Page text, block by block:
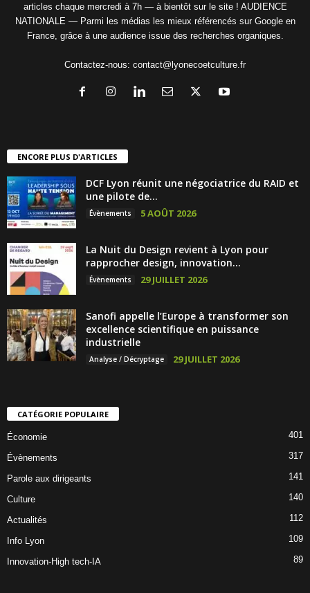
articles chaque mercredi à 7h — à bientôt sur le site ! AUDIENCE
NATIONALE — Parmi les médias les mieux référencés sur Google en
France, grâce à une audience issue des recherches organiques.
Contactez-nous: contact@lyonecoetculture.fr
ENCORE PLUS D'ARTICLES
DCF Lyon réunit une négociatrice du RAID et
une pilote de...
Évènements 5 AOÛT 2026
La Nuit du Design revient à Lyon pour
rapprocher design, innovation...
Évènements 29 JUILLET 2026
Sanofi appelle l’Europe à transformer son
excellence scientifique en puissance
industrielle
Analyse / Décryptage 29 JUILLET 2026
CATÉGORIE POPULAIRE
Économie 401
Évènements 317
Parole aux dirigeants 141
Culture 140
Actualités 112
Info Lyon 109
Innovation-High tech-IA 89